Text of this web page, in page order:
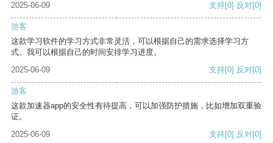
2025-06-09 支持[0] 反对[0]
游客
这款学习软件的学习方式非常灵活，可以根据自己的需求选择学习方
式。我可以根据自己的时间安排学习进度。
2025-06-09
支持[0] 反对[0]
游客
这款加速器app的安全性有待提高，可以加强防护措施，比如增加双重验
证。
2025-06-09
支持[0] 反对[0]